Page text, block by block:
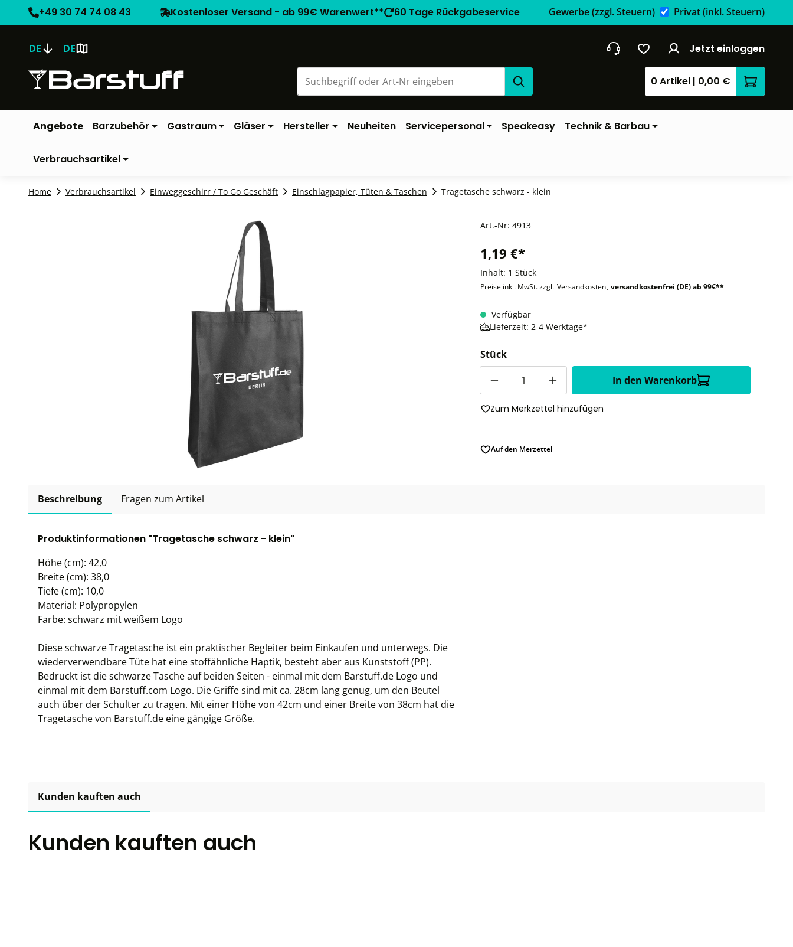
+49 30 74 74 08 43 Kostenloser Versand - ab 99€ Warenwert** 60 Tage Rückgabeservice Gewerbe(zzgl. Steuern) Privat(inkl. Steuern)
DE DE Jetzt einloggen
0 Artikel | 0,00 €
Angebote Barzubehör Gastraum Gläser Hersteller Neuheiten Servicepersonal Speakeasy Technik & Barbau
Verbrauchsartikel
Home Verbrauchsartikel Einweggeschirr / To Go Geschäft Einschlagpapier, Tüten & Taschen Tragetasche schwarz - klein
Art.-Nr: 4913
1,19 €*
Inhalt: 1 Stück
Preise inkl. MwSt. zzgl. Versandkosten, versandkostenfrei (DE) ab 99€**
Verfügbar
Lieferzeit: 2-4 Werktage*
Stück
In den Warenkorb
Zum Merkzettel hinzufügen
Auf den Merzettel
Beschreibung Fragen zum Artikel
Produktinformationen "Tragetasche schwarz - klein"
Höhe (cm): 42,0
Breite (cm): 38,0
Tiefe (cm): 10,0
Material: Polypropylen
Farbe: schwarz mit weißem Logo
Diese schwarze Tragetasche ist ein praktischer Begleiter beim Einkaufen und unterwegs. Die
wiederverwendbare Tüte hat eine stoffähnliche Haptik, besteht aber aus Kunststoff (PP).
Bedruckt ist die schwarze Tasche auf beiden Seiten - einmal mit dem Barstuff.de Logo und
einmal mit dem Barstuff.com Logo. Die Griffe sind mit ca. 28cm lang genug, um den Beutel
auch über der Schulter zu tragen. Mit einer Höhe von 42cm und einer Breite von 38cm hat die
Tragetasche von Barstuff.de eine gängige Größe.
Kunden kauften auch
Kunden kauften auch